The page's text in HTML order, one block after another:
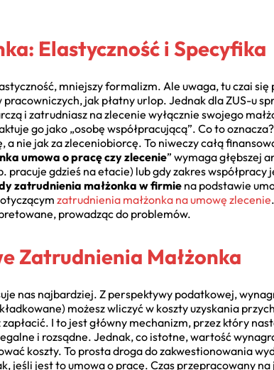
Elastyczność i Specyfika
mniejszy formalizm. Ale uwaga, tu czai się
jak płatny urlop. Jednak dla ZUS-u
i zatrudniasz na zlecenie wyłącznie swojego
go jako „osobę współpracującą”. Co to
a nie jak za zleceniobiorcę. To niweczy całą
umowa o pracę czy zlecenie” wymaga głębszej
pracuje gdzieś na etacie) lub gdy zakres współpracy
zatrudnienia małżonka w firmie na podstawie
zatrudnienia małżonka na umowę zlecenie
prowadząc do problemów.
Zatrudnienia Małżonka
nas najbardziej. Z perspektywy podatkowej,
możesz wliczyć w koszty uzyskania
I to jest główny mechanizm, przez który
i rozsądne. Jednak, co istotne, wartość
koszty. To prosta droga do zakwestionowania
jeśli jest to umowa o pracę. Czas przepracowany